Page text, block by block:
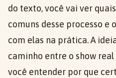
do texto, você vai ver
comuns desse processo e
com elas na prática. A
caminho entre o show
você entender por que